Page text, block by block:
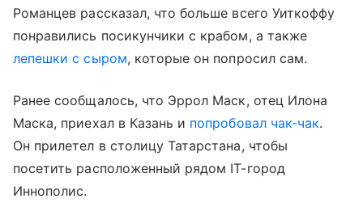
Романцев рассказал, что больше всего Уиткоффу
понравились посикунчики с крабом, а также
лепешки с сыром, которые он попросил сам.
Ранее сообщалось, что Эррол Маск, отец Илона
Маска, приехал в Казань и попробовал чак-чак.
Он прилетел в столицу Татарстана, чтобы
посетить расположенный рядом IT-город
Иннополис.